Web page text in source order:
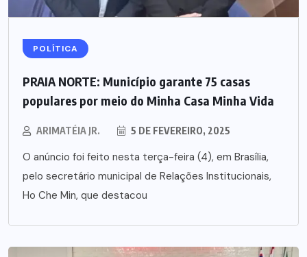
POLÍTICA
PRAIA NORTE: Município garante 75 casas
populares por meio do Minha Casa Minha Vida
ARIMATÉIA JR. 5 DE FEVEREIRO, 2025
O anúncio foi feito nesta terça-feira (4), em Brasília,
pelo secretário municipal de Relações Institucionais,
Ho Che Min, que destacou